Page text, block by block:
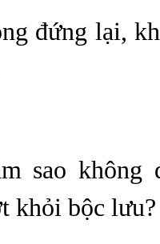
đứng lại,
sao không
khỏi bộc lưu?